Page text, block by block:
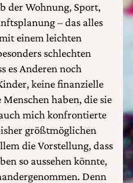
der Wohnung, Sport,
– das alles
einem leichten
schlechten
es Anderen noch
keine finanzielle
haben, die sie
mich konfrontierte
größtmöglichen
die Vorstellung, dass
so aussehen könnte,
Denn